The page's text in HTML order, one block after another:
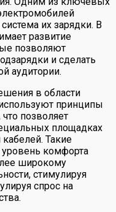
их зарядки. В
развитие
позволяют
и сделать
аудитории.
в области
принципы
позволяет
площадках
Такие
комфорта
широкому
стимулируя
спрос на